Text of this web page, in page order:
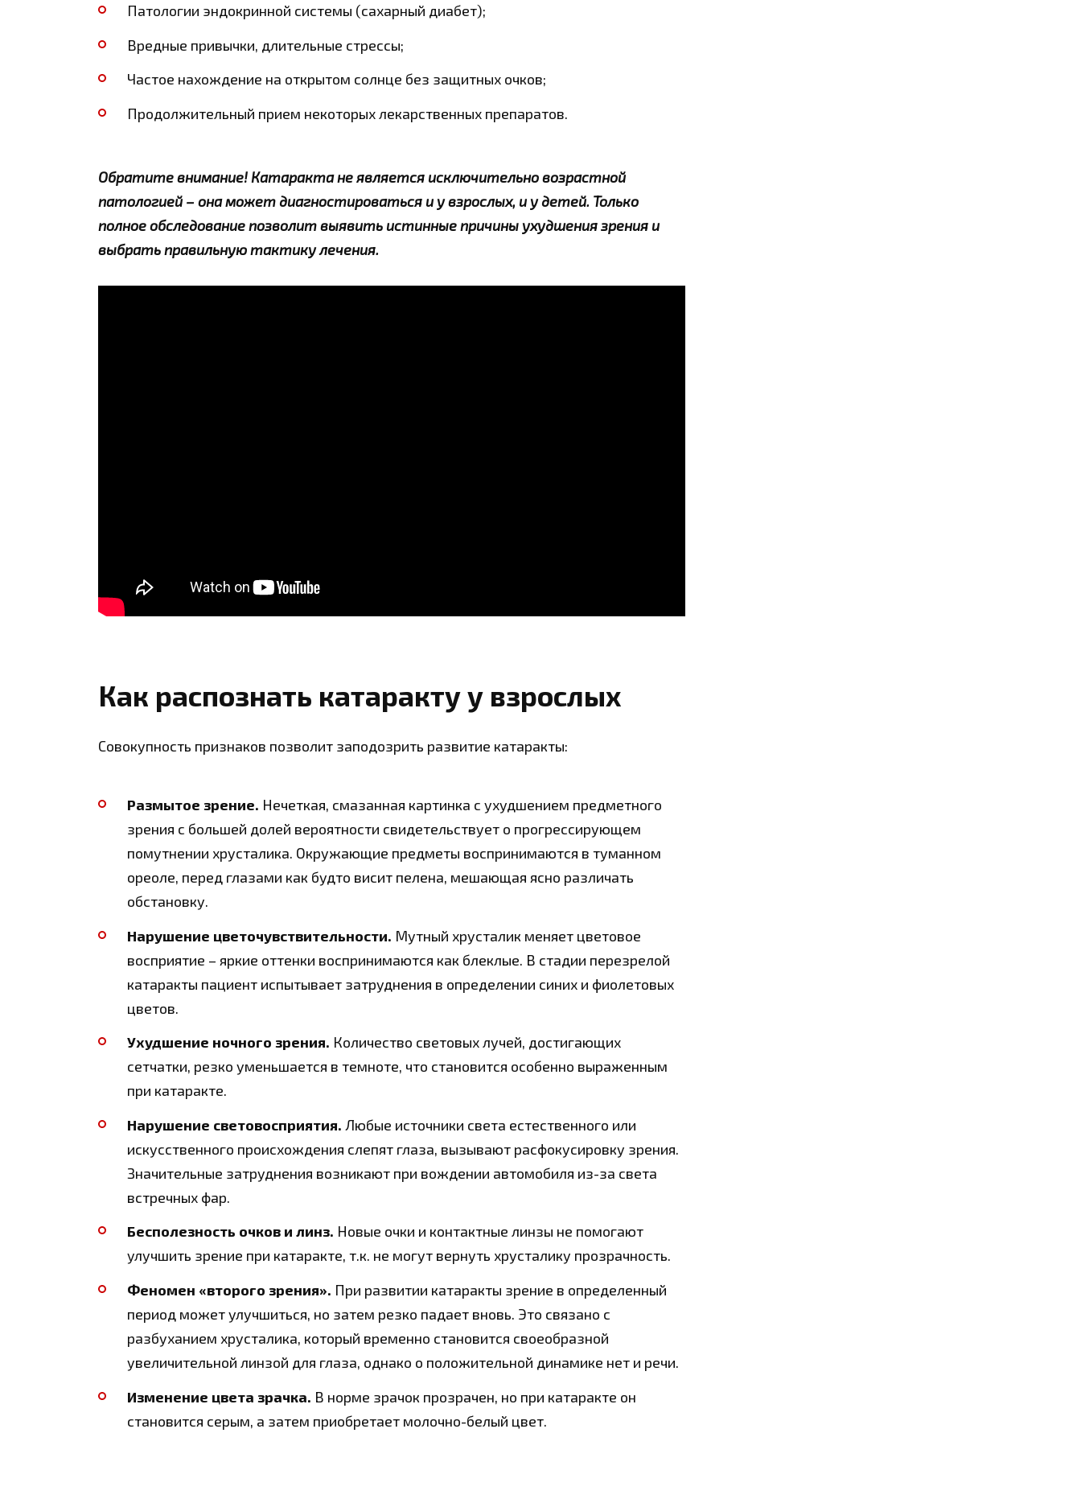
Патологии эндокринной системы (сахарный диабет);
Вредные привычки, длительные стрессы;
Частое нахождение на открытом солнце без защитных очков;
Продолжительный прием некоторых лекарственных препаратов.
Обратите внимание! Катаракта не является исключительно возрастной
патологией – она может диагностироваться и у взрослых, и у детей. Только
полное обследование позволит выявить истинные причины ухудшения зрения и
выбрать правильную тактику лечения.
Как распознать катаракту у взрослых
Совокупность признаков позволит заподозрить развитие катаракты:
Размытое зрение. Нечеткая, смазанная картинка с ухудшением предметного
зрения с большей долей вероятности свидетельствует о прогрессирующем
помутнении хрусталика. Окружающие предметы воспринимаются в туманном
ореоле, перед глазами как будто висит пелена, мешающая ясно различать
обстановку.
Нарушение цветочувствительности. Мутный хрусталик меняет цветовое
восприятие – яркие оттенки воспринимаются как блеклые. В стадии перезрелой
катаракты пациент испытывает затруднения в определении синих и фиолетовых
цветов.
Ухудшение ночного зрения. Количество световых лучей, достигающих
сетчатки, резко уменьшается в темноте, что становится особенно выраженным
при катаракте.
Нарушение световосприятия. Любые источники света естественного или
искусственного происхождения слепят глаза, вызывают расфокусировку зрения.
Значительные затруднения возникают при вождении автомобиля из-за света
встречных фар.
Бесполезность очков и линз. Новые очки и контактные линзы не помогают
улучшить зрение при катаракте, т.к. не могут вернуть хрусталику прозрачность.
Феномен «второго зрения». При развитии катаракты зрение в определенный
период может улучшиться, но затем резко падает вновь. Это связано с
разбуханием хрусталика, который временно становится своеобразной
увеличительной линзой для глаза, однако о положительной динамике нет и речи.
Изменение цвета зрачка. В норме зрачок прозрачен, но при катаракте он
становится серым, а затем приобретает молочно-белый цвет.